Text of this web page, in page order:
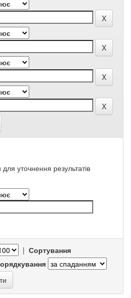
уточнення результатів
| Сортування